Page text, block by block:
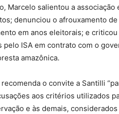
Marcelo salientou a
denunciou o afrouxamento
em anos eleitorais; e criticou
ISA em contrato com o
amazônica.
o convite a Santilli
aos critérios utilizados
e às demais,